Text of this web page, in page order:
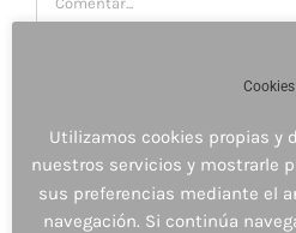
Cookies
Utilizamos cookies propias y
nuestros servicios y mostrarle
sus preferencias mediante el
navegación. Si continúa